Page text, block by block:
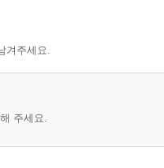
겨주세요.
주세요.